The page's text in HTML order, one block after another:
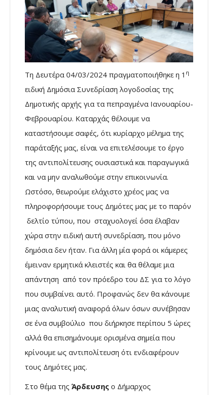
Τη Δευτέρα 04/03/2024 πραγματοποιήθηκε η 1 η
ειδική Δημόσια Συνεδρίαση λογοδοσίας της
Δημοτικής αρχής για τα πεπραγμένα Ιανουαρίου-
Φεβρουαρίου. Καταρχάς θέλουμε να
καταστήσουμε σαφές, ότι κυρίαρχο μέλημα της
παράταξής μας, είναι να επιτελέσουμε το έργο
της αντιπολίτευσης ουσιαστικά και παραγωγικά
και να μην αναλωθούμε στην επικοινωνία.
Ωστόσο, θεωρούμε ελάχιστο χρέος μας να
πληροφορήσουμε τους Δημότες μας με το παρόν
δελτίο τύπου, που σταχυολογεί όσα έλαβαν
χώρα στην ειδική αυτή συνεδρίαση, που μόνο
δημόσια δεν ήταν. Για άλλη μία φορά οι κάμερες
έμειναν ερμητικά κλειστές και θα θέλαμε μια
απάντηση από τον πρόεδρο του ΔΣ για το λόγο
που συμβαίνει αυτό. Προφανώς δεν θα κάνουμε
μιας αναλυτική αναφορά όλων όσων συνέβησαν
σε ένα συμβούλιο που διήρκησε περίπου 5 ώρες
αλλά θα επισημάνουμε ορισμένα σημεία που
κρίνουμε ως αντιπολίτευση ότι ενδιαφέρουν
τους Δημότες μας.
Στο θέμα της Άρδευσης ο Δήμαρχος